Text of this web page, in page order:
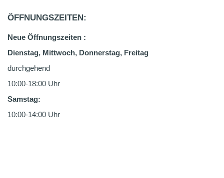
ÖFFNUNGSZEITEN:
Neue Öffnungszeiten :
Dienstag, Mittwoch, Donnerstag, Freitag
durchgehend
10:00-18:00 Uhr
Samstag:
10:00-14:00 Uhr